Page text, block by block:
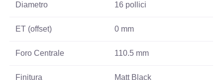
Diametro 16 pollici
ET (offset) 0 mm
Foro Centrale 110.5 mm
Finitura Matt Black